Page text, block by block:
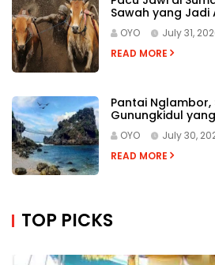
Sawah yang Jadi
OYO
July 31,
READ MORE
Pantai
Gunungkidul
OYO
July 30,
READ MORE
TOP PICKS